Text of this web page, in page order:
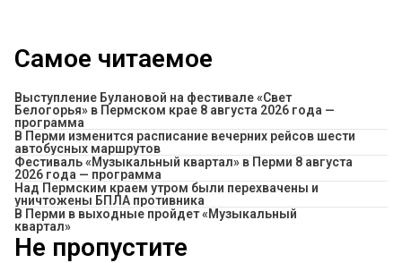
Самое читаемое
Выступление Булановой на фестивале «Свет
Белогорья» в Пермском крае 8 августа 2026 года —
программа
​В Перми изменится расписание вечерних рейсов шести
автобусных маршрутов
Фестиваль «Музыкальный квартал» в Перми 8 августа
2026 года — программа
Над Пермским краем утром были перехвачены и
уничтожены БПЛА противника
В Перми в выходные пройдет «Музыкальный
квартал»
Не пропустите